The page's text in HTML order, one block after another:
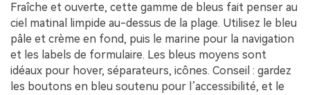
Fraîche et ouverte, cette gamme de bleus fait penser au
ciel matinal limpide au-dessus de la plage. Utilisez le bleu
pâle et crème en fond, puis le marine pour la navigation
et les labels de formulaire. Les bleus moyens sont
idéaux pour hover, séparateurs, icônes. Conseil : gardez
les boutons en bleu soutenu pour l’accessibilité, et le